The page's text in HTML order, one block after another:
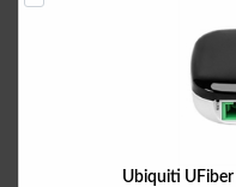
Ubiquiti